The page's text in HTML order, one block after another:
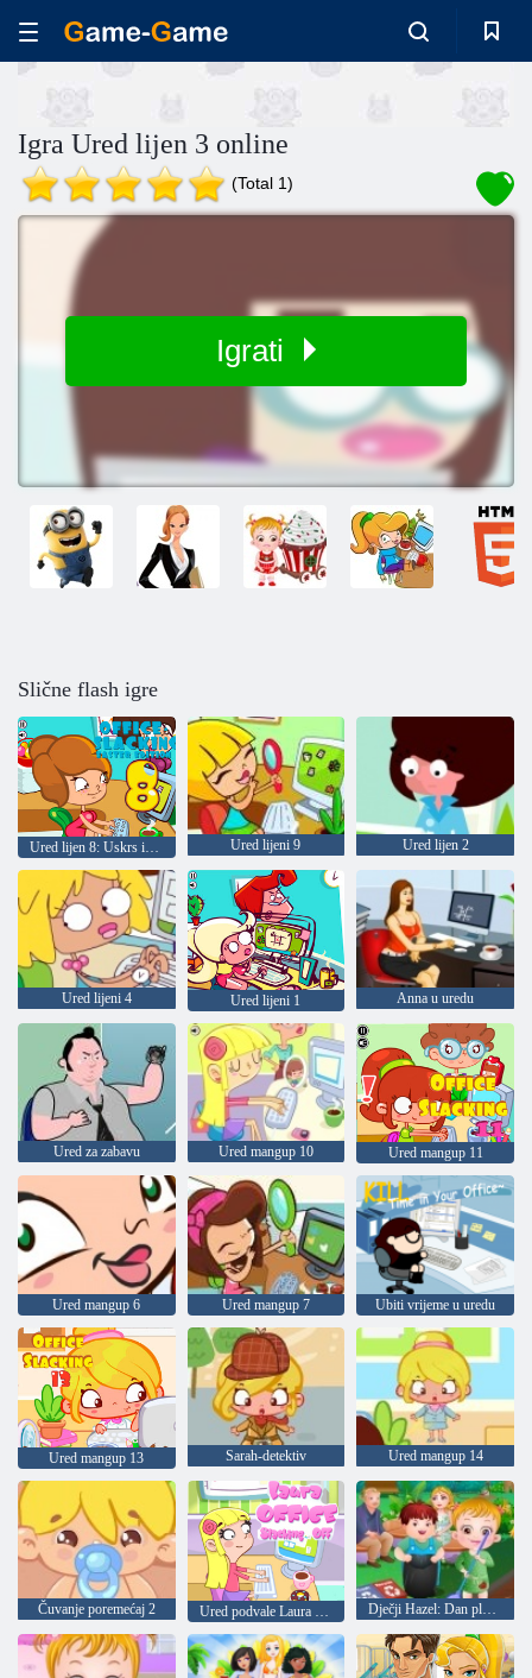
Igra Ured lijen 3 online
(Total 1)
Igrati
Slične flash igre
Ured lijen 8: Uskrs izdanje Ured lijeni 9 Ured lijen 2
Ured lijeni 4 Ured lijeni 1 Anna u uredu
Ured za zabavu Ured mangup 10 Ured mangup 11
Ured mangup 6 Ured mangup 7 Ubiti vrijeme u uredu
Ured mangup 13 Sarah-detektiv Ured mangup 14
Čuvanje poremećaj 2 Dječji Hazel: Dan planeta Zemlje